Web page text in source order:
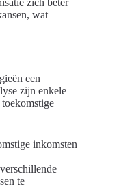
zich beter
wat
een
zijn enkele
inkomsten
te